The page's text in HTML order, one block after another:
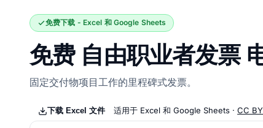
免费下载 - Excel 和 Google Sheets
免费 自由职业者发票
固定交付物项目工作的里程碑式发票。
下载 Excel 文件 适用于 Excel 和 Google Sheets ·CC